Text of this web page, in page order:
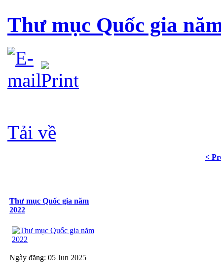
Thư mục Quốc gia
Tải về
<
Thư mục Quốc gia năm
2022
Ngày đăng: 05 Jun 2025